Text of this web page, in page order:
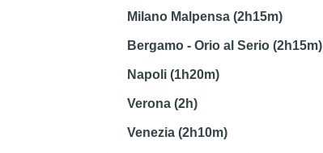
Milano Malpensa (2h15m)
Bergamo - Orio al Serio (2h15m)
Napoli (1h20m)
Verona (2h)
Venezia (2h10m)